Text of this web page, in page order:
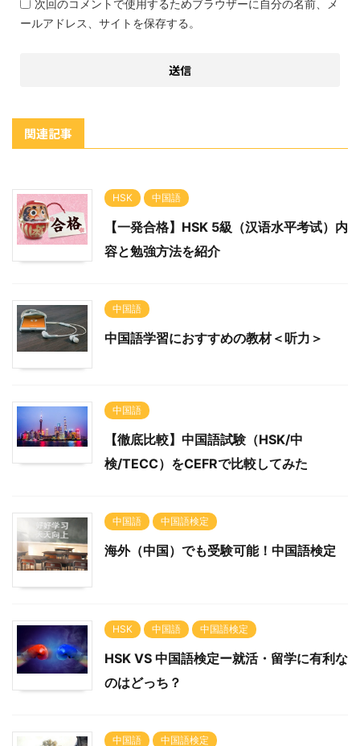
次回のコメントで使用するためブラウザーに自分の名前、メ
ールアドレス、サイトを保存する。
関連記事
HSK 中国語
【一発合格】HSK 5級（汉语水平考试）内
容と勉強方法を紹介
中国語
中国語学習におすすめの教材＜听力＞
中国語
【徹底比較】中国語試験（HSK/中
検/TECC）をCEFRで比較してみた
中国語 中国語検定
海外（中国）でも受験可能！中国語検定
HSK 中国語 中国語検定
HSK VS 中国語検定ー就活・留学に有利な
のはどっち？
中国語 中国語検定